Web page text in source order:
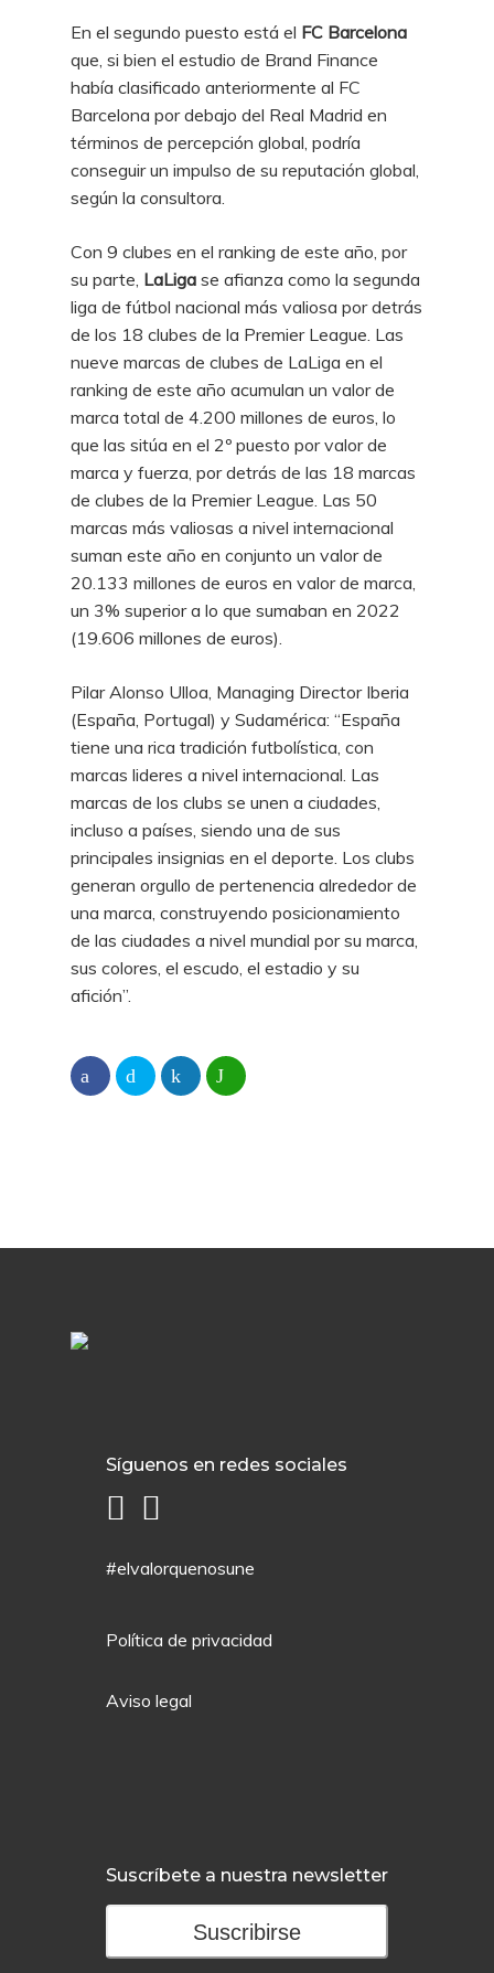
En el segundo puesto está el FC Barcelona
que, si bien el estudio de Brand Finance
había clasificado anteriormente al FC
Barcelona por debajo del Real Madrid en
términos de percepción global, podría
conseguir un impulso de su reputación global,
según la consultora.
Con 9 clubes en el ranking de este año, por
su parte, LaLiga se afianza como la segunda
liga de fútbol nacional más valiosa por detrás
de los 18 clubes de la Premier League. Las
nueve marcas de clubes de LaLiga en el
ranking de este año acumulan un valor de
marca total de 4.200 millones de euros, lo
que las sitúa en el 2º puesto por valor de
marca y fuerza, por detrás de las 18 marcas
de clubes de la Premier League. Las 50
marcas más valiosas a nivel internacional
suman este año en conjunto un valor de
20.133 millones de euros en valor de marca,
un 3% superior a lo que sumaban en 2022
(19.606 millones de euros).
Pilar Alonso Ulloa, Managing Director Iberia
(España, Portugal) y Sudamérica: “España
tiene una rica tradición futbolística, con
marcas lideres a nivel internacional. Las
marcas de los clubs se unen a ciudades,
incluso a países, siendo una de sus
principales insignias en el deporte. Los clubs
generan orgullo de pertenencia alrededor de
una marca, construyendo posicionamiento
de las ciudades a nivel mundial por su marca,
sus colores, el escudo, el estadio y su
afición”.
Síguenos en redes sociales
#elvalorquenosune
Política de privacidad
Aviso legal
Suscríbete a nuestra newsletter
Suscribirse